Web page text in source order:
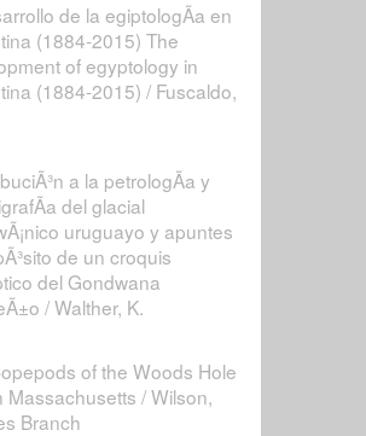
de la egiptologÃ­a en
(1884-2015) The
of egyptology in
(1884-2015) / Fuscaldo,
a la petrologÃ­a y
del glacial
uruguayo y apuntes
de un croquis
del Gondwana
/ Walther, K.
of the Woods Hole
Massachusetts / Wilson,
Branch